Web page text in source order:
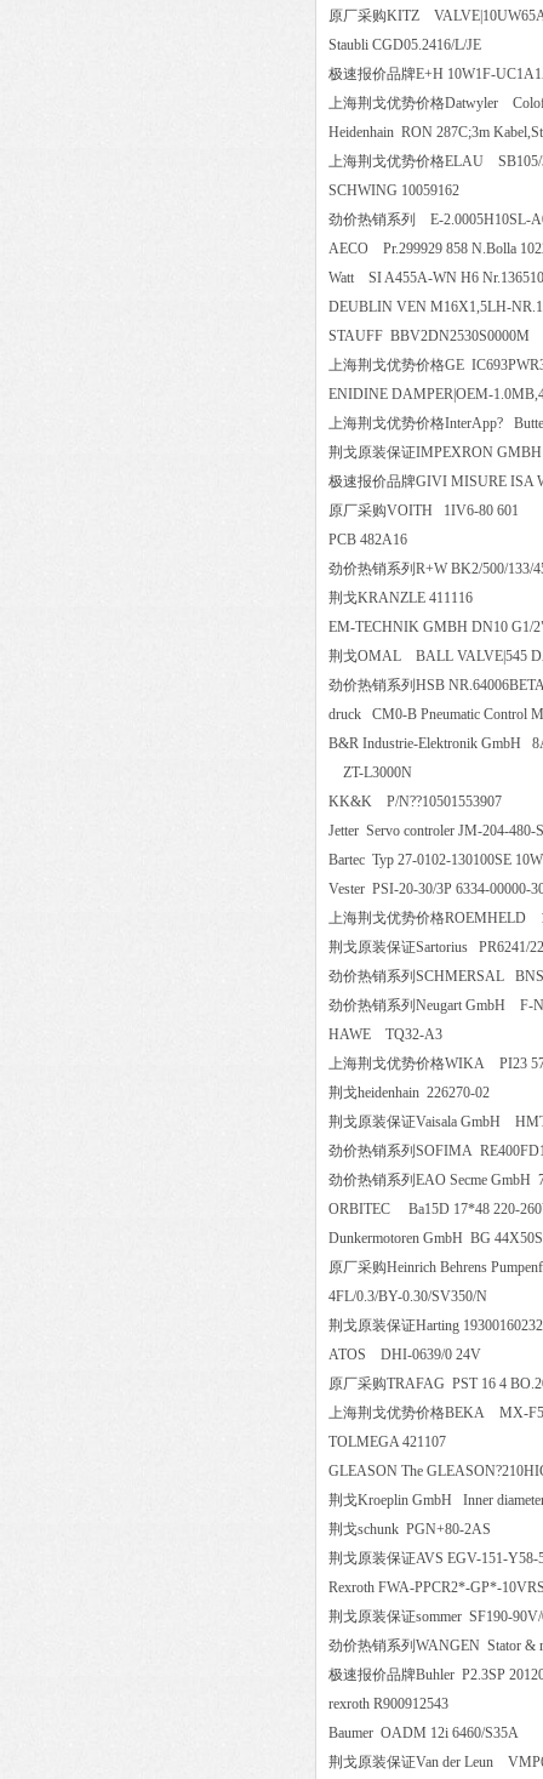
原厂采购KITZ
Staubli CGD05.2416/L/JE
极速报价品牌E+H 10W1F-
上海荆戈优势价格Datwyler
Heidenhain RON 287C;3m
上海荆戈优势价格ELAU
SCHWING 10059162
劲价热销系列 E-
AECO Pr.299929 858 N.Bolla
Watt SI A455A-WN H6
DEUBLIN VEN M16X1,5LH-
STAUFF
上海荆戈优势价格GE
ENIDINE DAMPER|OEM-
上海荆戈优势价格InterApp?
荆戈原装保证IMPEXRON
极速报价品牌GIVI MISURE ISA
原厂采购VOITH 1IV6-80
PCB 482A16
劲价热销系列R+W BK2/500/
荆戈KRANZLE 411116
EM-TECHNIK GMBH DN10
荆戈OMAL BALL
劲价热销系列HSB
druck CM0-B Pneumatic
B&R Industrie-Elektronik
ZT-L3000N
KK&K P/N??10501553907
Jetter Servo controler JM-204-
Bartec Typ 27-0102-
Vester PSI-20-30/3P 6334-
上海荆戈优势价格
荆戈原装保证Sartorius
劲价热销系列SCHMERSAL
劲价热销系列Neugart GmbH
HAWE TQ32-A3
上海荆戈优势价格WIKA PI23
荆戈heidenhain 226270-02
荆戈原装保证Vaisala GmbH
劲价热销系列SOFIMA
劲价热销系列EAO Secme
ORBITEC Ba15D 17*48 220-
Dunkermotoren GmbH BG
原厂采购Heinrich Behrens
4FL/0.3/BY-0.30/SV350/N
荆戈原装保证Harting
ATOS DHI-0639/0 24V
原厂采购TRAFAG PST 16 4
上海荆戈优势价格BEKA
TOLMEGA 421107
GLEASON The
荆戈Kroeplin GmbH Inner
荆戈schunk PGN+80-2AS
荆戈原装保证AVS EGV-151-
Rexroth FWA-PPCR2*-GP*-
荆戈原装保证sommer
劲价热销系列WANGEN Stator
极速报价品牌Buhler P2.3SP
rexroth R900912543
Baumer OADM 12i 6460/
荆戈原装保证Van der Leun